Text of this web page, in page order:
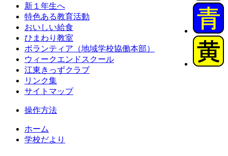
新１年生へ
特色ある教育活動
おいしい給食
ひまわり教室
ボランティア（地域学校協働本部）
ウィークエンドスクール
江東きっずクラブ
リンク集
サイトマップ
操作方法
ホーム
学校だより